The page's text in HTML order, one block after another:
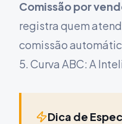
Comissão por
registra quem
comissão
5. Curva ABC: A
Dica de